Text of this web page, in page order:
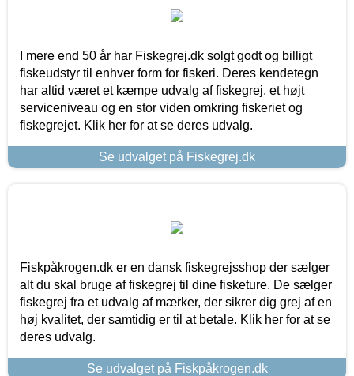
I mere end 50 år har Fiskegrej.dk solgt godt og billigt
fiskeudstyr til enhver form for fiskeri. Deres kendetegn
har altid været et kæmpe udvalg af fiskegrej, et højt
serviceniveau og en stor viden omkring fiskeriet og
fiskegrejet. Klik her for at se deres udvalg.
Se udvalget på Fiskegrej.dk
Fiskpåkrogen.dk er en dansk fiskegrejsshop der sælger
alt du skal bruge af fiskegrej til dine fisketure. De sælger
fiskegrej fra et udvalg af mærker, der sikrer dig grej af en
høj kvalitet, der samtidig er til at betale. Klik her for at se
deres udvalg.
Se udvalget på Fiskpåkrogen.dk